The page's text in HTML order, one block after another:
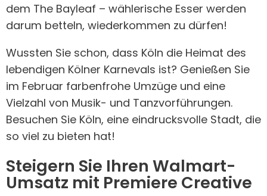
dem The Bayleaf – wählerische Esser werden
darum betteln, wiederkommen zu dürfen!
Wussten Sie schon, dass Köln die Heimat des
lebendigen Kölner Karnevals ist? Genießen Sie
im Februar farbenfrohe Umzüge und eine
Vielzahl von Musik- und Tanzvorführungen.
Besuchen Sie Köln, eine eindrucksvolle Stadt, die
so viel zu bieten hat!
Steigern Sie Ihren Walmart-
Umsatz mit Premiere Creative